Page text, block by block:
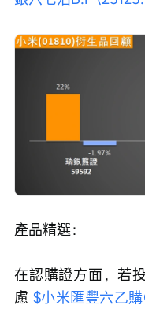
產品精選：
在認購證方面，若
慮 $小米匯豐六乙